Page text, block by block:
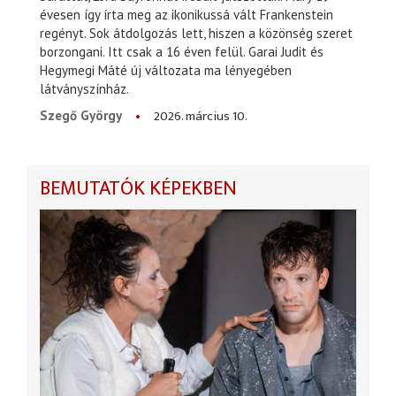
évesen így írta meg az ikonikussá vált Frankenstein
regényt. Sok átdolgozás lett, hiszen a közönség szeret
borzongani. Itt csak a 16 éven felül. Garai Judit és
Hegymegi Máté új változata ma lényegében
látványszínház.
Szegő György
2026. március 10.
BEMUTATÓK KÉPEKBEN